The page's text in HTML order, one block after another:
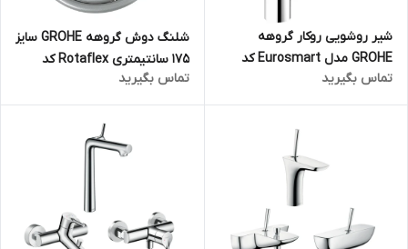
شیر روشویی روکار گروهه
GROHE مدل Eurosmart کد
32830000
تماس بگیرید
شلنگ دوش گروهه GROHE سایز
175 سانتیمتری Rotaflex کد
28410001
تماس بگیرید